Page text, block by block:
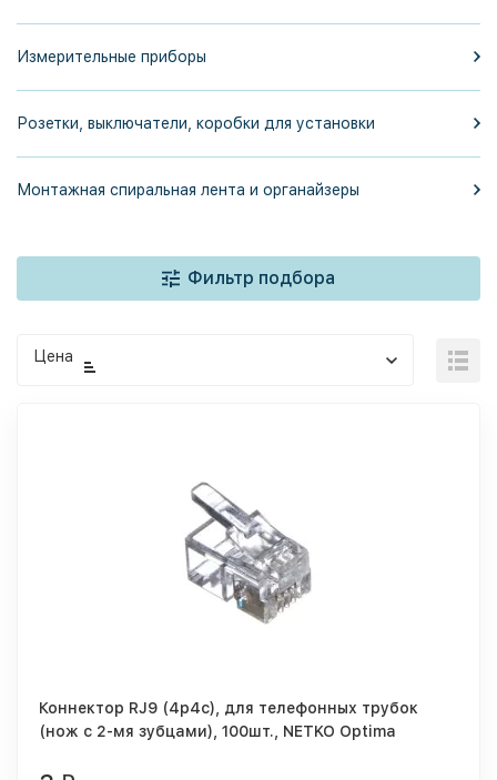
Измерительные приборы
Розетки, выключатели, коробки для установки
Монтажная спиральная лента и органайзеры
Фильтр подбора
Цена
Коннектор RJ9 (4p4c), для телефонных трубок
(нож с 2-мя зубцами), 100шт., NETKO Optima